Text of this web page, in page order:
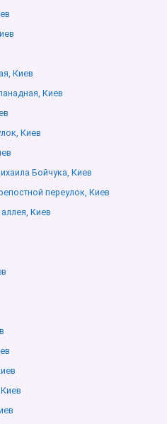
Киев
Киев
Киев
Бойчука, Киев
переулок, Киев
Киев